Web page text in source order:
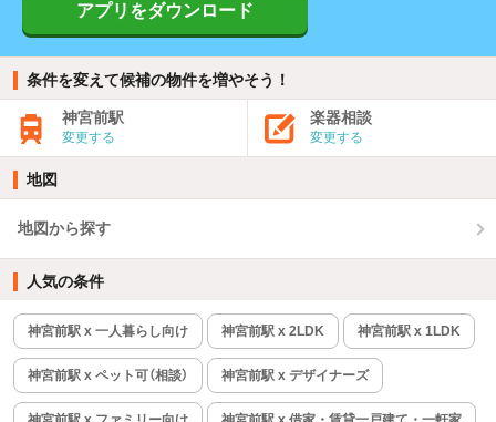
アプリをダウンロード
条件を変えて候補の物件を増やそう！
神宮前駅
変更する
楽器相談
変更する
地図
地図から探す
人気の条件
神宮前駅 x 一人暮らし向け 神宮前駅 x 2LDK 神宮前駅 x 1LDK
神宮前駅 x ペット可（相談） 神宮前駅 x デザイナーズ